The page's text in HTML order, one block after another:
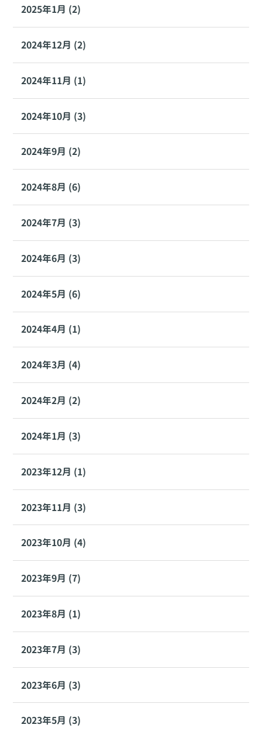
2025年1月 (2)
2024年12月 (2)
2024年11月 (1)
2024年10月 (3)
2024年9月 (2)
2024年8月 (6)
2024年7月 (3)
2024年6月 (3)
2024年5月 (6)
2024年4月 (1)
2024年3月 (4)
2024年2月 (2)
2024年1月 (3)
2023年12月 (1)
2023年11月 (3)
2023年10月 (4)
2023年9月 (7)
2023年8月 (1)
2023年7月 (3)
2023年6月 (3)
2023年5月 (3)